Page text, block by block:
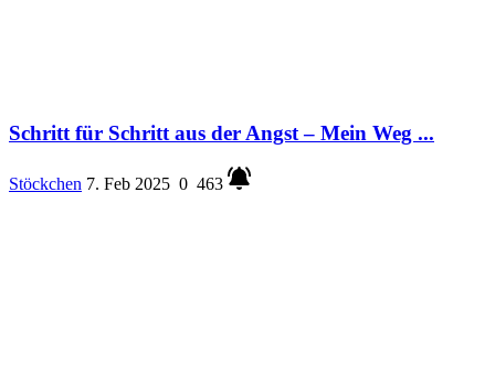
Schritt für Schritt aus der Angst – Mein Weg ...
Stöckchen 7. Feb 2025 0 463